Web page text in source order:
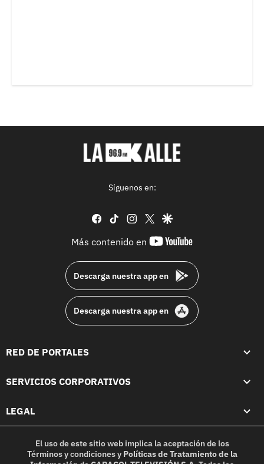
Síguenos en:
facebook
tiktok instagram
twittergoogle
Más contenido en
youtube-
Descarga nuestra app en
Descarga nuestra app en
RED DE PORTALES
SERVICIOS CORPORATIVOS
LEGAL
El uso de este sitio web implica la aceptación de los
Términos y condicionesy Políticas de Tratamiento de la